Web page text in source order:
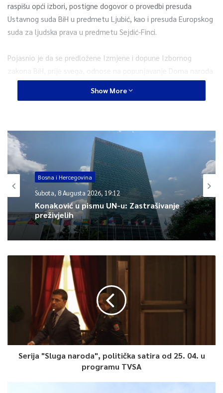
raspišu opći izbori, postigne dogovor o provedbi presuda
Ustavnog suda BiH u predmetu Ljubić, kao i presuda Europskog
suda za ljudska prava u predmetu Sejdić-Finci.
Pojasnio je da se predložene Izmjene i dopune Izbornog
zakona BiH, prije svega, odnose na popunjavanje Doma naroda
i izbor članova Predsjedništva BiH.
izbora.
0
Article Rating
Show More
Bosna i Hercegovina
Subota, 8 Augusta 2026, 19:12
Konaković u pismu UN-u: Zastrašivanje
preživjelih
Serija "Sluga naroda", politička satira od 25. 04. u
programu TVSA